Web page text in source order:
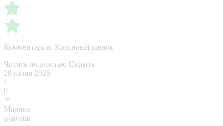
Комментарии: Красивый щенок
Читать полностью Скрыть
29 июня 2026
1
0
Марина